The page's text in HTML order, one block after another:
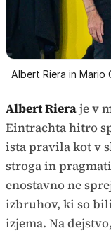
Albert Riera in Mario
Albert Rieraje v
Eintrachta hitro
ista pravila kot v
stroga in
enostavno ne
izbruhov, ki so
izjema. Na